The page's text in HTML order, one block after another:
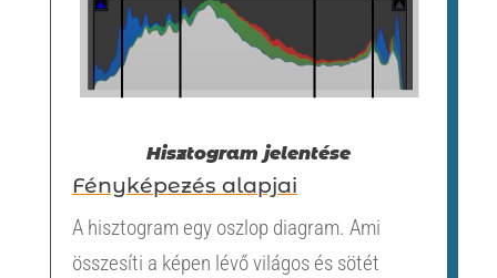
Hisztogram jelentése
Fényképezés alapjai
A hisztogram egy oszlop diagram. Ami
összesíti a képen lévő világos és sötét